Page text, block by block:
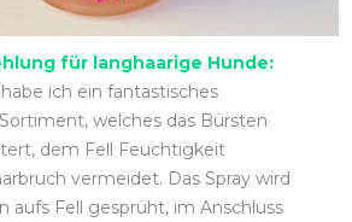
für langhaarige Hunde:
ich ein fantastisches
welches das Bürsten
dem Fell Feuchtigkeit
vermeidet. Das Spray wird
aufs Fell gesprüht, im Anschluss